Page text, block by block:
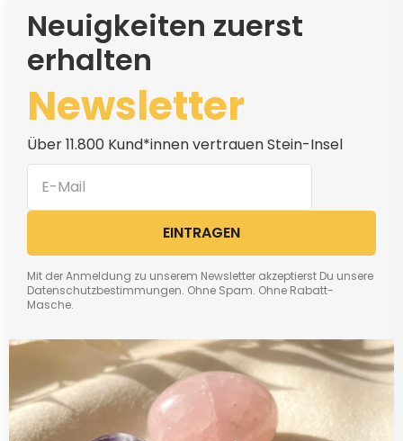
Neuigkeiten zuerst
erhalten
Newsletter
Über 11.800 Kund*innen vertrauen Stein-Insel
EINTRAGEN
Mit der Anmeldung zu unserem Newsletter akzeptierst Du unsere
Datenschutzbestimmungen. Ohne Spam. Ohne Rabatt-
Masche.